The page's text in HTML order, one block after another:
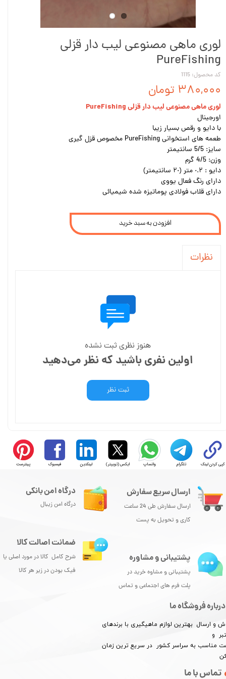
لوری ماهی مصنوعی لیب دار قزلی
PureFishing
کد محصول: 1115
۳۸۰,۰۰۰ تومان
لوری ماهی مصنوعی لیب دار قزلی PureFishing
اورجینال
با دایو و رقص بسیار زیبا
طعمه هاى استخوانى PureFishing مخصوص قزل گيرى
سايز: 5/5 سانتيمتر
وزن: 4/5 گرم
دايو : ٠.٢ متر (٢٠ سانتيمتر)
داراى رنگ فعال يووى
داراى قلاب فولادى پوماتيزه شده شيميائی
افزودن به سبد خرید
نظرات
هنوز نظری ثبت نشده
اولین نفری باشید که نظر می‌دهید
ثبت نظر
کپی کردن لینک تلگرام واتساپ ایکس (توییتر) لینکدین فیسبوک پینترست
ارسال سریع سفارش
ارسال سفارش طی 24 ساعت
کاری و تحویل به پست
درباره فروشگاه ما
و ارسال بهترین لوازم ماهیگیری با برندهای
و
مناسب به سراسر کشور در سریع ترین زمان
تماس با ما
درگاه امن بانکی
درگاه امن زیبال
پشتیبانی و مشاوره
پشتیبانی و مشاوه خرید در
پلت فرم های اجتماعی و تماس
ضمانت اصالت کالا
شرح کامل کالا در مورد اصلی یا
فیک بودن در زیر هر کالا